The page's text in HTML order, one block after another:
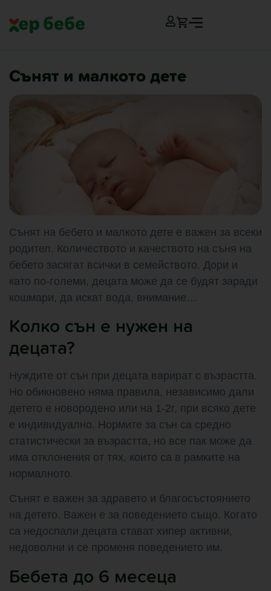
Сънят и малкото дете
Сънят на бебето и малкото дете е важен за всеки
родител. Количеството и качеството на съня на
бебето засягат всички в семейството. Дори и
като по-големи, децата може да се будят заради
кошмари, да искат вода, внимание…
Колко сън е нужен на
децата?
Нуждите от сън при децата варират с възрастта.
Но обикновено няма правила, независимо дали
детето е новородено или на 1-2г, при всяко дете
е индивидуално. Нормите за сън са средно
статистически за възрастта, но все пак може да
има отклонения от тях, които са в рамките на
нормалното.
Сънят е важен за здравето и благосъстоянието
на детето. Важен е за поведението също. Когато
са недоспали децата стават хипер активни,
недоволни и се променя поведението им.
Бебета до 6 месеца